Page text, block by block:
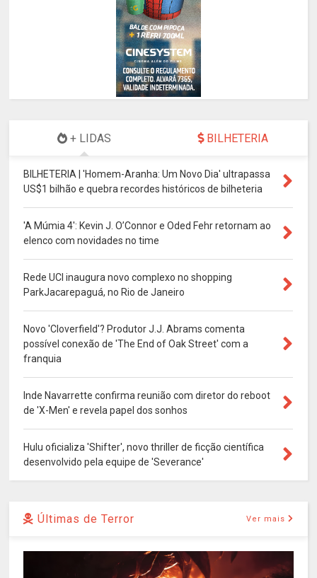
+ LIDAS BILHETERIA
BILHETERIA | 'Homem-Aranha: Um Novo Dia' ultrapassa
US$1 bilhão e quebra recordes históricos de bilheteria
'A Múmia 4': Kevin J. O’Connor e Oded Fehr retornam ao
elenco com novidades no time
Rede UCI inaugura novo complexo no shopping
ParkJacarepaguá, no Rio de Janeiro
Novo 'Cloverfield'? Produtor J.J. Abrams comenta
possível conexão de 'The End of Oak Street' com a
franquia
Inde Navarrette confirma reunião com diretor do reboot
de 'X-Men' e revela papel dos sonhos
Hulu oficializa 'Shifter', novo thriller de ficção científica
desenvolvido pela equipe de 'Severance'
Últimas de Terror Ver mais